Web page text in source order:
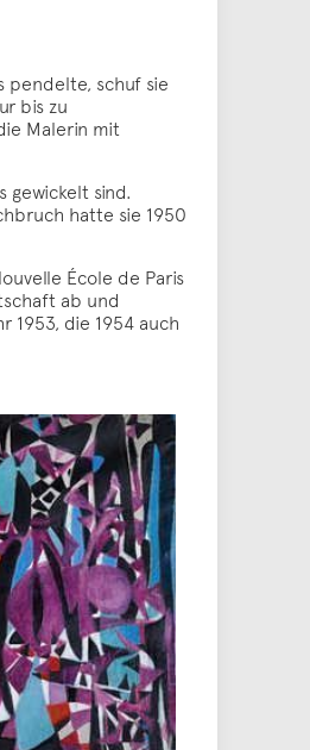
pendelte, schuf sie
bis zu
Malerin mit
gewickelt sind.
hatte sie 1950
École de Paris
ab und
1953, die 1954 auch